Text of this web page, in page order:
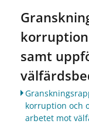
samt
korruption och
arbetet mot